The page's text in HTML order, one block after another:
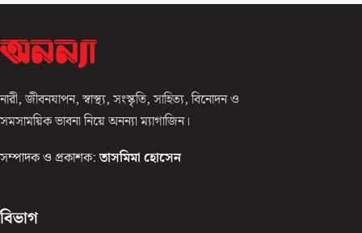
নারী, জীবনযাপন, স্বাস্থ্য, সংস্কৃতি, সাহিত্য, বিনোদন ও
সমসাময়িক ভাবনা নিয়ে অনন্যা ম্যাগাজিন।
সম্পাদক ও প্রকাশক: তাসমিমা হোসেন
বিভাগ